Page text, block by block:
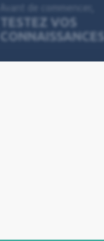
Avant de commencer,
TESTEZ VOS
CONNAISSANCES